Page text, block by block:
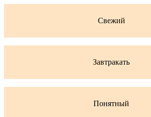
Свежий
Завтракать
Понятный